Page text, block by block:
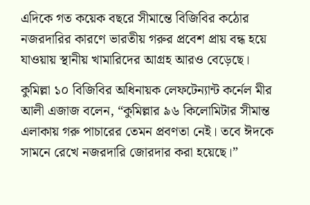
এদিকে গত কয়েক বছরে সীমান্তে বিজিবির কঠোর
নজরদারির কারণে ভারতীয় গরুর প্রবেশ প্রায় বন্ধ হয়ে
যাওয়ায় স্থানীয় খামারিদের আগ্রহ আরও বেড়েছে।
কুমিল্লা ১০ বিজিবির অধিনায়ক লেফটেন্যান্ট কর্নেল মীর
আলী এজাজ বলেন, “কুমিল্লার ৯৬ কিলোমিটার সীমান্ত
এলাকায় গরু পাচারের তেমন প্রবণতা নেই। তবে ঈদকে
সামনে রেখে নজরদারি জোরদার করা হয়েছে।”